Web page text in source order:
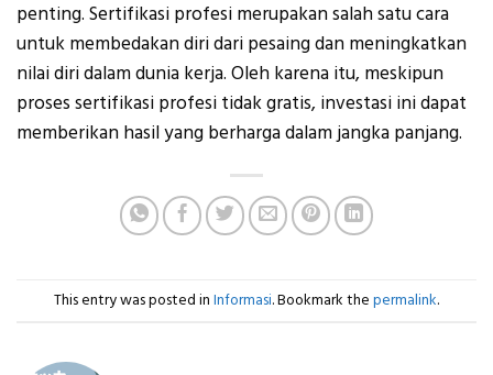
penting. Sertifikasi profesi merupakan salah satu cara
untuk membedakan diri dari pesaing dan meningkatkan
nilai diri dalam dunia kerja. Oleh karena itu, meskipun
proses sertifikasi profesi tidak gratis, investasi ini dapat
memberikan hasil yang berharga dalam jangka panjang.
This entry was posted in Informasi. Bookmark the permalink.